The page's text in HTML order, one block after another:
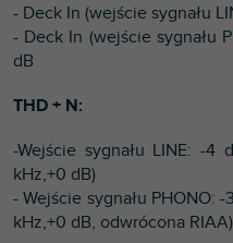
- Deck In (wejście sygnału
- Deck In (wejście sygnału
dB
THD + N:
-Wejście sygnału LINE: -4
kHz,+0 dB)
- Wejście sygnału PHONO:
kHz,+0 dB, odwrócona RIAA)